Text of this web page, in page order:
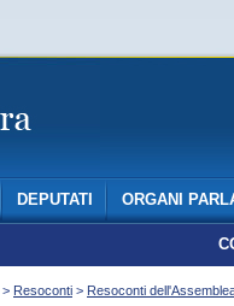
DEPUTATI ORGANI
> Resoconti > Resoconti